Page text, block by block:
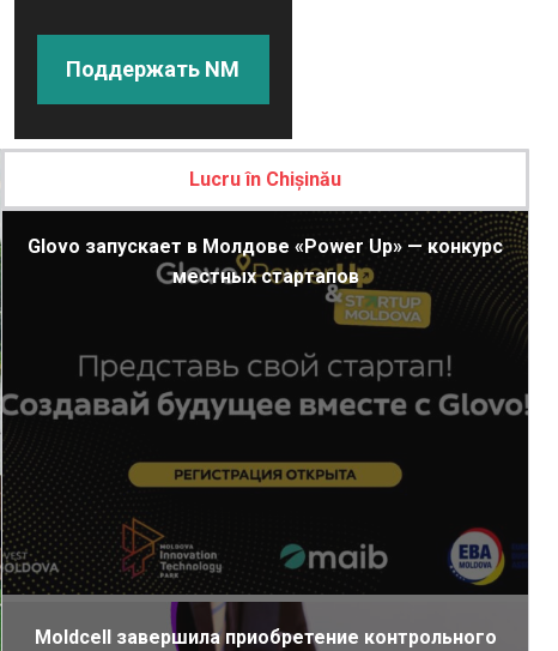
Поддержать NM
Lucru în Chișinău
Glovo запускает в Молдове «Power Up» — конкурс
местных стартапов
Moldcell завершила приобретение контрольного